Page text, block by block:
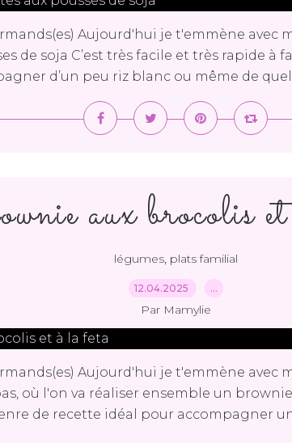
Aujourd'hui je t'emmène avec
de soja C’est très facile et très rapide à
d’un peu riz blanc ou même de
aux brocolis
légumes, plats familial
12.04.2025 …
Par Mamylie
Aujourd'hui je t'emmène avec
où l'on va réaliser ensemble un
de recette idéal pour accompagner